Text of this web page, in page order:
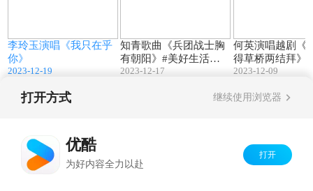
李玲玉演唱《我只在乎
你》
2023-12-19
知青歌曲《兵团战士胸
有朝阳》#美好生活进
行时
2023-12-17
何英演唱越剧《
得草桥两结拜》
女神我来宠
2023-12-09
打开方式 继续使用浏览器
优酷
为好内容全力以赴
打开